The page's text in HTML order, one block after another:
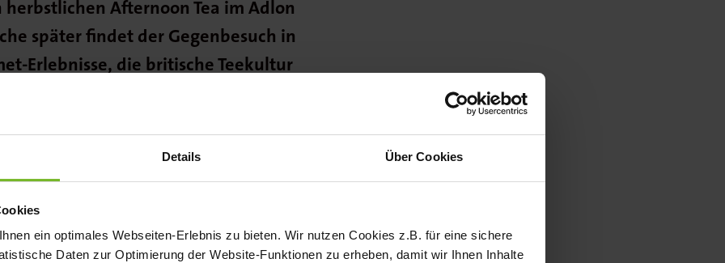
Details Über Cookies
ein optimales Webseiten-Erlebnis zu bieten. Wir nutzen Cookies z.B. für eine sichere
Daten zur Optimierung der Website-Funktionen zu erheben, damit wir Ihnen Inhalte
Afternoon Tea im Adlon
später findet der Gegenbesuch in
Erlebnisse, die britische Teekultur
Jahreszeiten Kempinski München
zieht, erwartet Gäste
Tea mit saisonalem Fokus. Chef
Korbinian Pinzenöller und Tee-
servieren herzhafte Spezialitäten